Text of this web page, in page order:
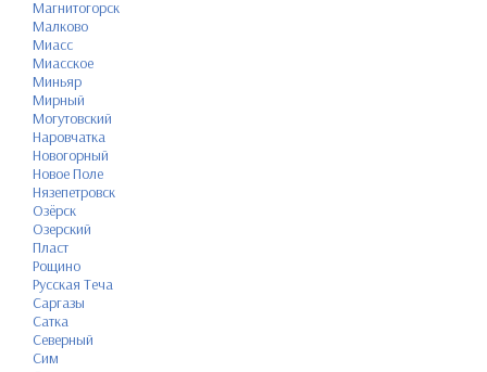
Магнитогорск
Малково
Миасс
Миасское
Миньяр
Мирный
Могутовский
Наровчатка
Новогорный
Новое Поле
Нязепетровск
Озёрск
Озерский
Пласт
Рощино
Русская Теча
Саргазы
Сатка
Северный
Сим